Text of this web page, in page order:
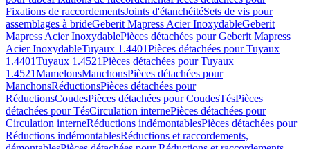
Fixations de raccordementsJoints d'étanchéitéSets de vis pour
assemblages à brideGeberit Mapress Acier InoxydableGeberit
Mapress Acier InoxydablePièces détachées pour Geberit Mapress
Acier InoxydableTuyaux 1.4401Pièces détachées pour Tuyaux
1.4401Tuyaux 1.4521Pièces détachées pour Tuyaux
1.4521MamelonsManchonsPièces détachées pour
ManchonsRéductionsPièces détachées pour
RéductionsCoudesPièces détachées pour CoudesTésPièces
détachées pour TésCirculation internePièces détachées pour
Circulation interneRéductions indémontablesPièces détachées pour
Réductions indémontablesRéductions et raccordements,